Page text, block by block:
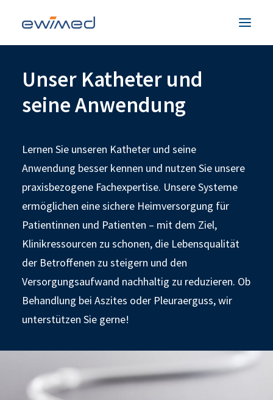
Patienten & Familien
Medizinisches Fachpersonal
Unternehmen
Service & Hilfe
Kontakt
Unser Katheter und
seine Anwendung
Lernen Sie unseren Katheter und seine
Anwendung besser kennen und nutzen Sie unsere
praxisbezogene Fachexpertise. Unsere Systeme
ermöglichen eine sichere Heimversorgung für
Patientinnen und Patienten – mit dem Ziel,
Klinikressourcen zu schonen, die Lebensqualität
der Betroffenen zu steigern und den
Versorgungsaufwand nachhaltig zu reduzieren. Ob
Behandlung bei Aszites oder Pleuraerguss, wir
unterstützen Sie gerne!